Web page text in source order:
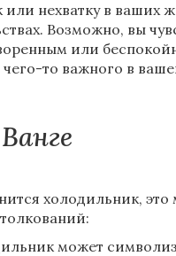
или нехватку в ваших
Возможно, вы
или
чего-то важного в
холодильник,
может